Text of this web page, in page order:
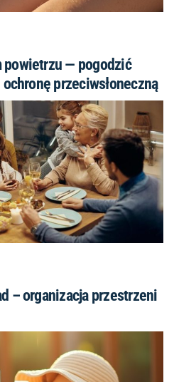
powietrzu — pogodzić
przeciwsłoneczną
– organizacja przestrzeni